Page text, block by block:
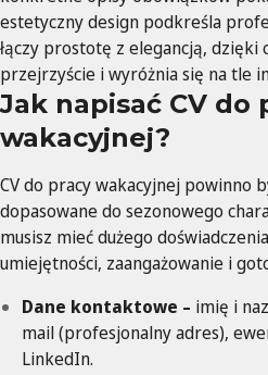
estetyczny design podkreśla
łączy prostotę z elegancją, dzięki
przejrzyście i wyróżnia się na tle
Jak napisać CV do
wakacyjnej?
CV do pracy wakacyjnej powinno
dopasowane do sezonowego
musisz mieć dużego
umiejętności, zaangażowanie i
Dane kontaktowe – imię i
mail (profesjonalny adres),
LinkedIn.